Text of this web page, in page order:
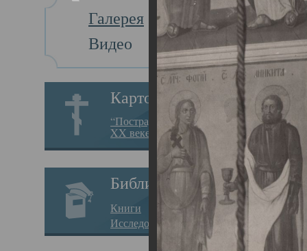
Галерея
Видео
Картотека
“Пострадавшие за веру в
XX веке на Севере”
Библиотека
Книги
Исследования
Главная